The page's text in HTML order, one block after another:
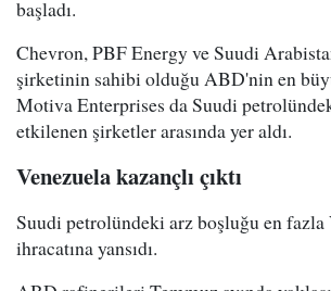
başladı.
Chevron, PBF Energy ve Suudi
şirketinin sahibi olduğu ABD'nin en
Motiva Enterprises da Suudi
etkilenen şirketler arasında yer aldı.
Venezuela kazançlı çıktı
Suudi petrolündeki arz boşluğu en fazla
ihracatına yansıdı.